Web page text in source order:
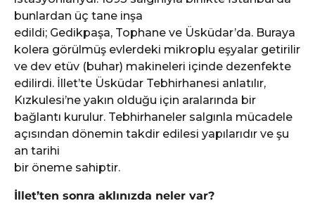
bunlardan üç tane inşa
edildi; Gedikpaşa, Tophane ve Üsküdar’da. Buraya
kolera görülmüş evlerdeki mikroplu eşyalar getirilir
ve dev etüv (buhar) makineleri içinde dezenfekte
edilirdi. İllet’te Üsküdar Tebhirhanesi anlatılır,
Kızkulesi’ne yakın olduğu için aralarında bir
bağlantı kurulur. Tebhirhaneler salgınla mücadele
açısından dönemin takdir edilesi yapılarıdır ve şu
an tarihi
bir öneme sahiptir.
İllet’ten sonra aklınızda neler var?